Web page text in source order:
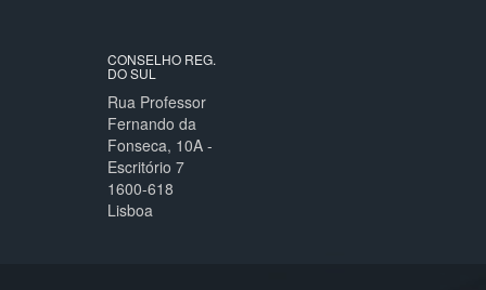
CONSELHO REG.
DO SUL
Rua Professor
Fernando da
Fonseca, 10A -
Escritório 7
1600-618
Lisboa